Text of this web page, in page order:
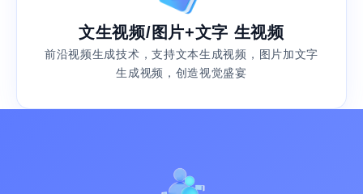
文生视频/图片+文字 生视频
前沿视频生成技术，支持文本生成视频，图片加文字
生成视频，创造视觉盛宴